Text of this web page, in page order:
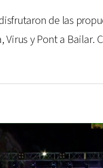
de las
Virus y Pont a